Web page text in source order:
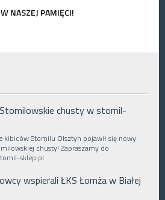
NASZEJ PAMIĘCI!
chusty w stomil-
kibiców Stomilu Olsztyn pojawił się nowy
chusty! Zapraszamy do
sklep.pl.
wspierali ŁKS Łomża w Białej